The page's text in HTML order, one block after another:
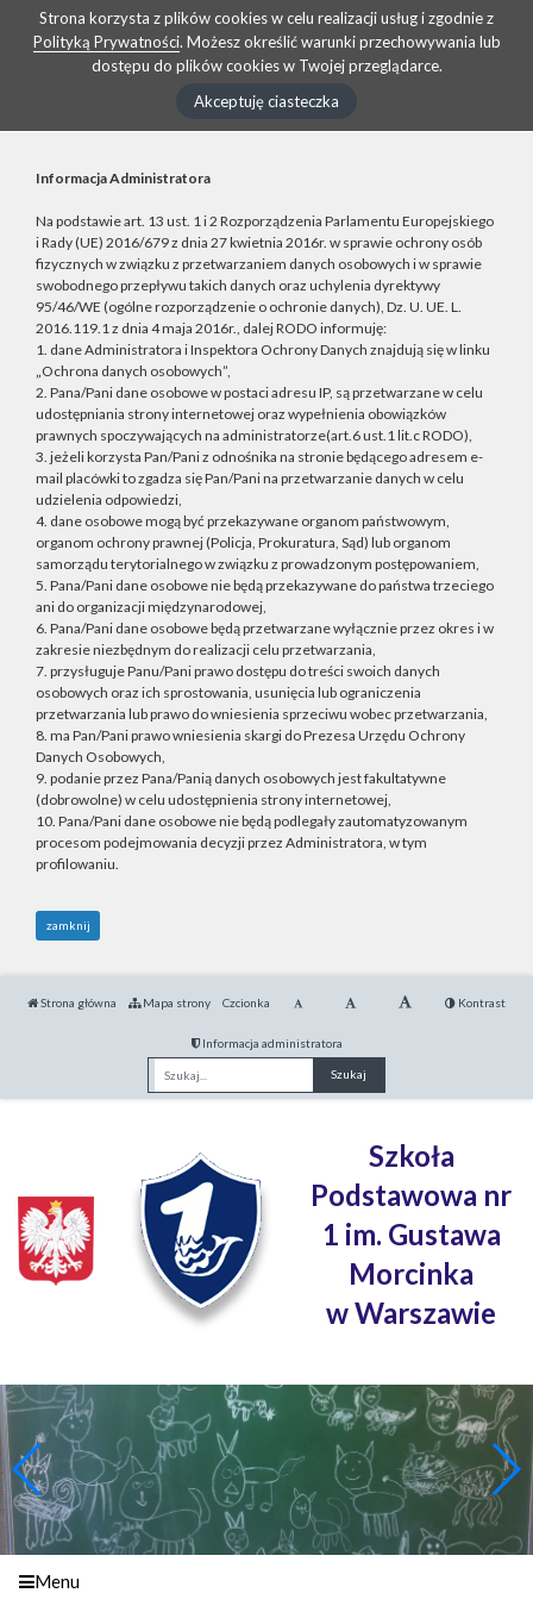
Strona korzysta z plików cookies w celu realizacji usług i zgodnie z
Polityką Prywatności. Możesz określić warunki przechowywania lub
dostępu do plików cookies w Twojej przeglądarce.
Akceptuję ciasteczka
Informacja Administratora
Na podstawie art. 13 ust. 1 i 2 Rozporządzenia Parlamentu Europejskiego
i Rady (UE) 2016/679 z dnia 27 kwietnia 2016r. w sprawie ochrony osób
fizycznych w związku z przetwarzaniem danych osobowych i w sprawie
swobodnego przepływu takich danych oraz uchylenia dyrektywy
95/46/WE (ogólne rozporządzenie o ochronie danych), Dz. U. UE. L.
2016.119.1 z dnia 4 maja 2016r., dalej RODO informuję:
1. dane Administratora i Inspektora Ochrony Danych znajdują się w linku
„Ochrona danych osobowych”,
2. Pana/Pani dane osobowe w postaci adresu IP, są przetwarzane w celu
udostępniania strony internetowej oraz wypełnienia obowiązków
prawnych spoczywających na administratorze(art.6 ust.1 lit.c RODO),
3. jeżeli korzysta Pan/Pani z odnośnika na stronie będącego adresem e-
mail placówki to zgadza się Pan/Pani na przetwarzanie danych w celu
udzielenia odpowiedzi,
4. dane osobowe mogą być przekazywane organom państwowym,
organom ochrony prawnej (Policja, Prokuratura, Sąd) lub organom
samorządu terytorialnego w związku z prowadzonym postępowaniem,
5. Pana/Pani dane osobowe nie będą przekazywane do państwa trzeciego
ani do organizacji międzynarodowej,
6. Pana/Pani dane osobowe będą przetwarzane wyłącznie przez okres i w
zakresie niezbędnym do realizacji celu przetwarzania,
7. przysługuje Panu/Pani prawo dostępu do treści swoich danych
osobowych oraz ich sprostowania, usunięcia lub ograniczenia
przetwarzania lub prawo do wniesienia sprzeciwu wobec przetwarzania,
8. ma Pan/Pani prawo wniesienia skargi do Prezesa Urzędu Ochrony
Danych Osobowych,
9. podanie przez Pana/Panią danych osobowych jest fakultatywne
(dobrowolne) w celu udostępnienia strony internetowej,
10. Pana/Pani dane osobowe nie będą podlegały zautomatyzowanym
procesom podejmowania decyzji przez Administratora, w tym
profilowaniu.
zamknij
Strona główna Mapa strony Czcionka Kontrast
Informacja administratora
Fraza
Szkoła
Podstawowa nr
1 im. Gustawa
Morcinka
w Warszawie
Menu